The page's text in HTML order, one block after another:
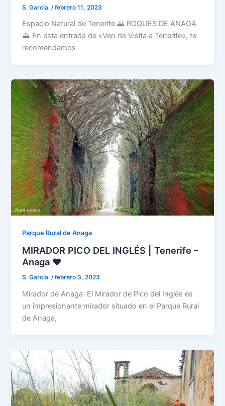
S. García. /febrero 11, 2023
Espacio Natural de Tenerife 🌄 ROQUES DE ANAGA
⛰️ En esta entrada de «Ven de Visita a Tenerife«, te
recomendamos
Parque Rural de Anaga
MIRADOR PICO DEL INGLÉS | Tenerife –
Anaga ❤️
S. García. /febrero 3, 2023
Mirador de Anaga. El Mirador de Pico del Inglés es
un impresionante mirador situado en el Parque Rural
de Anaga,